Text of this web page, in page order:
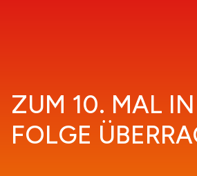
ZUM 10. MAL IN
FOLGE